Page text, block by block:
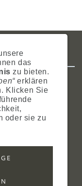
COOKIES
das
zu bieten.
erklären
Klicken Sie
oder sie zu